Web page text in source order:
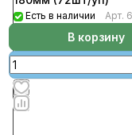
Есть в наличии Арт.
В корзину